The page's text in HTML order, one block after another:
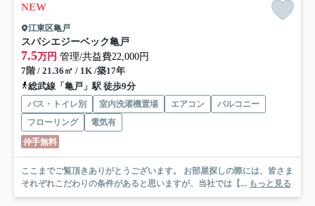
NEW
江東区亀戸
スパシエジーベック亀戸
7.5万円 管理/共益費22,000円
7階 / 21.36㎡ / 1K /築17年
総武線「亀戸」駅 徒歩9分
バス・トイレ別 室内洗濯機置場 エアコン
バルコニー
フローリング
電気有
仲手無料
ここまでご覧頂きありがとうございます。 お部屋探しの際には、皆さま
それぞれこだわりの条件があると思いますが、当社では【... もっと見る